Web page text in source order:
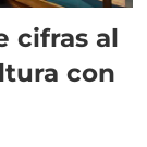
cifras al
con